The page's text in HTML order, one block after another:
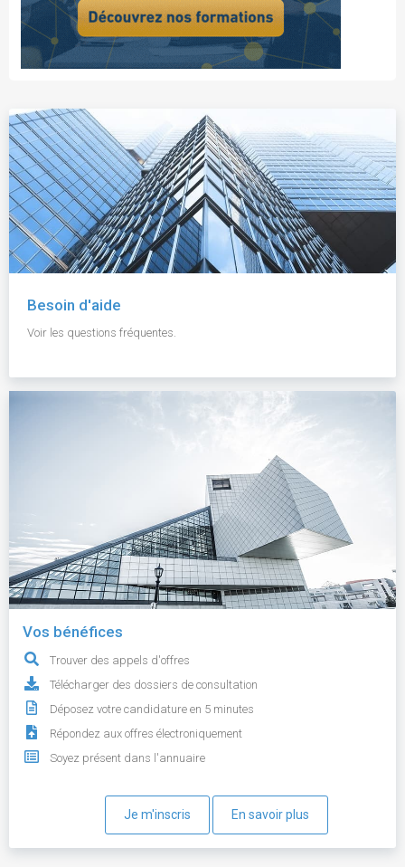
Besoin d'aide
Voir les questions fréquentes.
Vos bénéfices
Trouver des appels d'offres
Télécharger des dossiers de consultation
Déposez votre candidature en 5 minutes
Répondez aux offres électroniquement
Soyez présent dans l'annuaire
Je m'inscris En savoir plus